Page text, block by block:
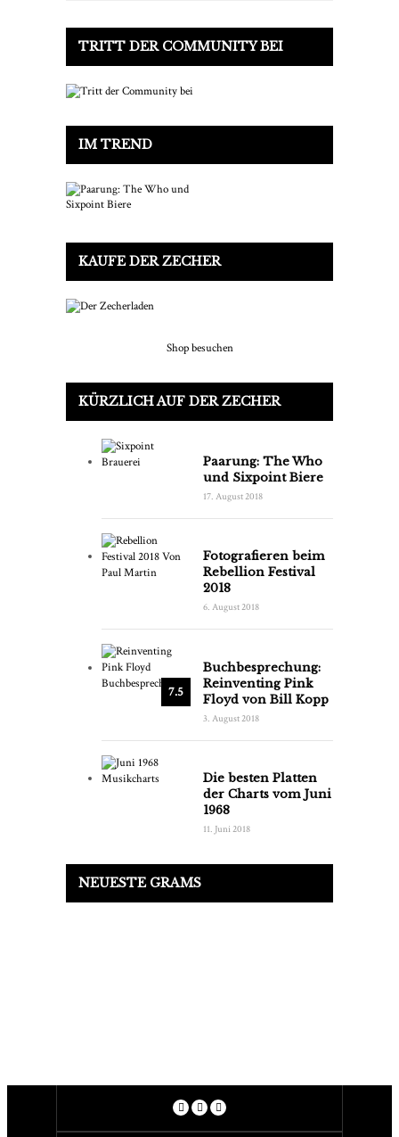
TRITT DER COMMUNITY BEI
IM TREND
KAUFE DER ZECHER
Shop besuchen
KÜRZLICH AUF DER ZECHER
Paarung: The Who
und Sixpoint Biere
17. August 2018
Fotografieren beim
Rebellion Festival
2018
6. August 2018
7.5
Buchbesprechung:
Reinventing Pink
Floyd von Bill Kopp
3. August 2018
Die besten Platten
der Charts vom Juni
1968
11. Juni 2018
NEUESTE GRAMS